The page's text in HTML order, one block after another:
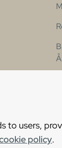
users,
policy.